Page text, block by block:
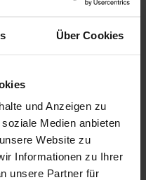
Über Cookies
und Anzeigen zu
Medien anbieten
Website zu
Informationen zu Ihrer
unsere Partner für
Balkonhut
€ 889